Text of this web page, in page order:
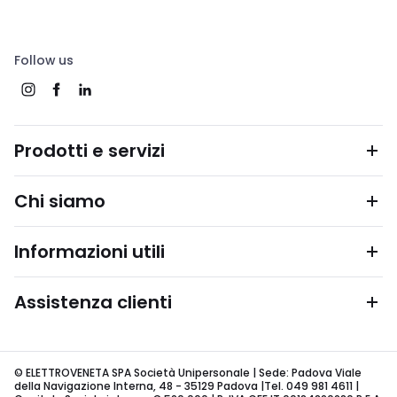
Follow us
Prodotti e servizi
Chi siamo
Informazioni utili
Assistenza clienti
© ELETTROVENETA SPA Società Unipersonale | Sede: Padova Viale
della Navigazione Interna, 48 - 35129 Padova |Tel. 049 981 4611 |